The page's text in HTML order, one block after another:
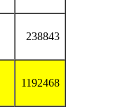
238843
1192468